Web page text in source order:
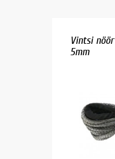
Vintsi
5mm